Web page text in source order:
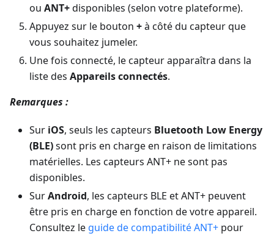
ou ANT+disponibles (selon votre plateforme).
Appuyez sur le bouton +à côté du capteur que
vous souhaitez jumeler.
Une fois connecté, le capteur apparaîtra dans la
liste des Appareils connectés.
Remarques :
Sur iOS, seuls les capteurs Bluetooth Low Energy
(BLE)sont pris en charge en raison de limitations
matérielles. Les capteurs ANT+ ne sont pas
disponibles.
SurAndroid, les capteurs BLE et ANT+ peuvent
être pris en charge en fonction de votre appareil.
Consultez le guide de compatibilité ANT+ pour